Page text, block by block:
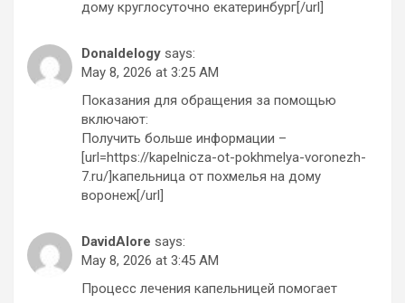
дому круглосуточно екатеринбург[/url]
Donaldelogy says:
May 8, 2026 at 3:25 AM
Показания для обращения за помощью
включают:
Получить больше информации –
[url=https://kapelnicza-ot-pokhmelya-voronezh-
7.ru/]капельница от похмелья на дому
воронеж[/url]
DavidAlore says:
May 8, 2026 at 3:45 AM
Процесс лечения капельницей помогает